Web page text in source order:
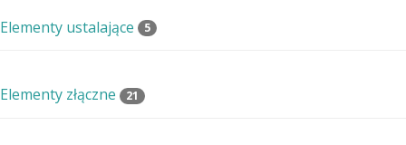
Elementy ustalające 5
Elementy złączne 21